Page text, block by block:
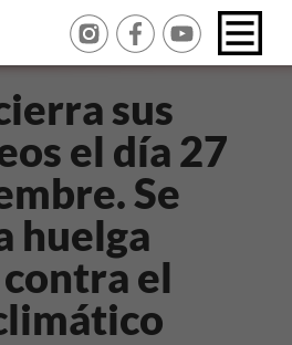
sus
el día 27
Se
huelga
el